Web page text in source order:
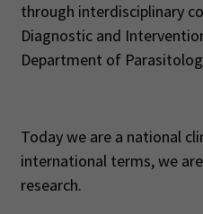
through interdisciplinary
Diagnostic and
Department of
Today we are a national
international terms, we
research.